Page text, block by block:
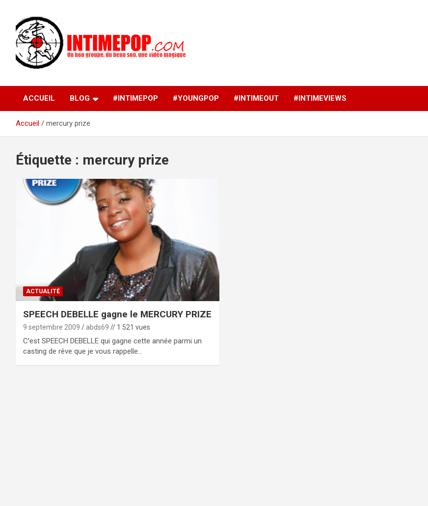
contenu
intimepop.com
musiques actuelles pop rock, post-rock, indé sur Lyon. rock pop
concert lyon
ACCUEIL BLOG #INTIMEPOP #YOUNGPOP #INTIMEOUT #INTIMEVIEWS
Accueil mercury prize
Étiquette : mercury prize
ACTUALITÉ
SPEECH DEBELLE gagne le MERCURY PRIZE
9 septembre 2009 abds69 // 1 521 vues
C’est SPEECH DEBELLE qui gagne cette année parmi un
casting de rêve que je vous rappelle…